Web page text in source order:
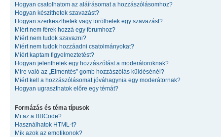
Hogyan csatolhatom az aláírásomat a hozzászólásomhoz?
Hogyan készíthetek szavazást?
Hogyan szerkeszthetek vagy törölhetek egy szavazást?
Miért nem férek hozzá egy fórumhoz?
Miért nem tudok szavazni?
Miért nem tudok hozzáadni csatolmányokat?
Miért kaptam figyelmeztetést?
Hogyan jelenthetek egy hozzászólást a moderátoroknak?
Mire való az „Elmentés” gomb hozzászólás küldésénél?
Miért kell a hozzászólásomat jóváhagynia egy moderátornak?
Hogyan ugraszthatok előre egy témát?
Formázás és téma típusok
Mi az a BBCode?
Használhatok HTML-t?
Mik azok az emotikonok?